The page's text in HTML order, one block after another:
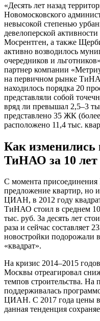
«Десять лет назад
Новомосковского
невысокой степенью
девелоперской
Мосрентген, а также
активно возводилось
очередников и
партнер компании
на первичном рынке
находилось порядка 20
представляли собой
вряд ли превышал 2,5–3
представлено 35 ЖК
расположено 11,4 тыс.
Как
ТиНАО за 10 лет
С момента
предложение квартир,
ЦИАН, в 2012 году
ТиНАО стоил в среднем
тыс. руб. За десять лет
раза и сейчас составляет
новостройки подорожали
«квадрат».
На кризис 2014–2015
Москвы отреагировал
темпов строительства.
поддерживалась
ЦИАН. С 2017 года цены
данная тенденция